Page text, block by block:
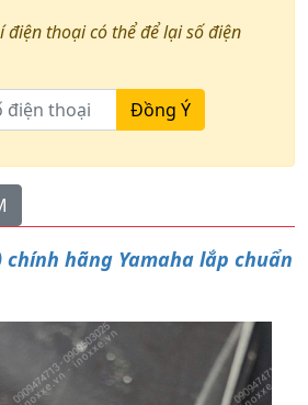
thoại có thể để lại số điện
Đồng Ý
chính hãng Yamaha lắp chuẩn